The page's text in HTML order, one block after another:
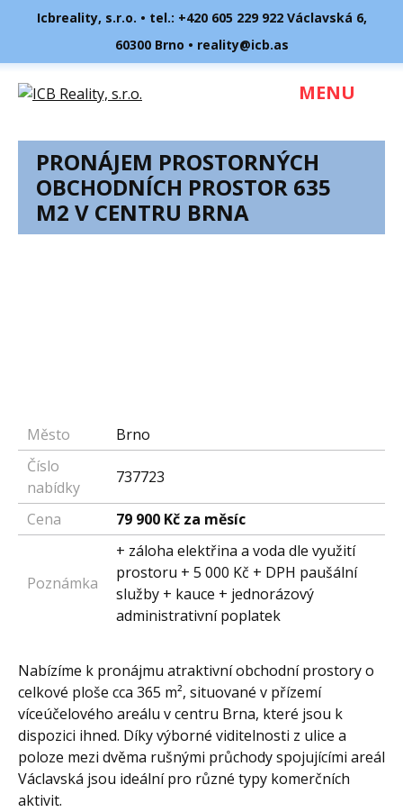
Icbreality, s.r.o. • tel.: +420 605 229 922 Václavská 6,
60300 Brno • reality@icb.as
MENU
PRONÁJEM PROSTORNÝCH
OBCHODNÍCH PROSTOR 635
M2 V CENTRU BRNA
Město
Brno
Číslo
nabídky
737723
Cena 79 900 Kč za měsíc
Poznámka
+ záloha elektřina a voda dle využití
prostoru + 5 000 Kč + DPH paušální
služby + kauce + jednorázový
administrativní poplatek
Nabízíme k pronájmu atraktivní obchodní prostory o
celkové ploše cca 365 m², situované v přízemí
víceúčelového areálu v centru Brna, které jsou k
dispozici ihned. Díky výborné viditelnosti z ulice a
poloze mezi dvěma rušnými průchody spojujícími areál
Václavská jsou ideální pro různé typy komerčních
aktivit.